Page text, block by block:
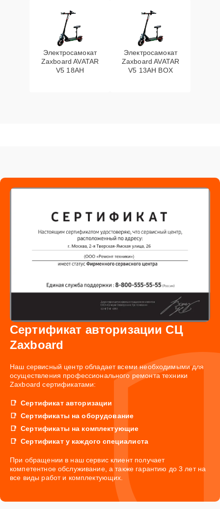
Электросамокат
Zaxboard AVATAR
V5 18AH
Электросамокат
Zaxboard AVATAR
V5 13AH BOX
Сертификат авторизации СЦ
Zaxboard
Наш сервисный центр обладает всеми необходимыми для
осуществления профессионального ремонта техники
Zaxboard сертификатами:
Сертификат авторизации
Сертификаты на оборудование
Сертификаты на комплектующие
Сертификат у каждого специалиста
При обращении в наш сервис клиент получает
компетентное обслуживание, а также гарантию до 3 лет на
все виды работ и комплектующих.